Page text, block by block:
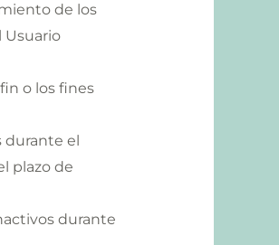
de los
Usuario
o los fines
el
plazo de
durante